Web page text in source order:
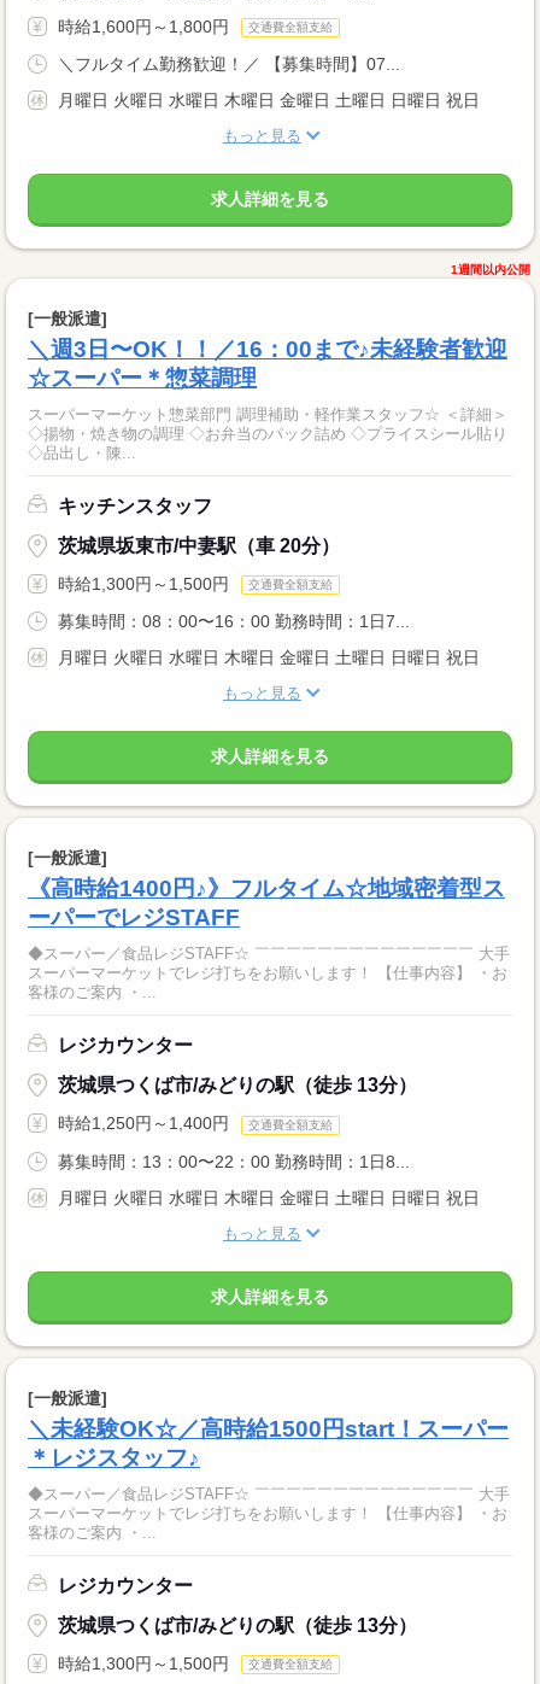
時給1,600円～1,800円 交通費全額支給
＼フルタイム勤務歓迎！／ 【募集時間】07...
月曜日 火曜日 水曜日 木曜日 金曜日 土曜日 日曜日 祝日
もっと見る
求人詳細を見る
1週間以内公開
[一般派遣]
＼週3日〜OK！！／16：00まで♪未経験者歓迎
☆スーパー＊惣菜調理
スーパーマーケット惣菜部門 調理補助・軽作業スタッフ☆ ＜詳細＞
◇揚物・焼き物の調理 ◇お弁当のパック詰め ◇プライスシール貼り
◇品出し・陳...
キッチンスタッフ
茨城県坂東市/中妻駅（車 20分）
時給1,300円～1,500円 交通費全額支給
募集時間：08：00〜16：00 勤務時間：1日7...
月曜日 火曜日 水曜日 木曜日 金曜日 土曜日 日曜日 祝日
もっと見る
求人詳細を見る
[一般派遣]
《高時給1400円♪》フルタイム☆地域密着型ス
ーパーでレジSTAFF
◆スーパー／食品レジSTAFF☆ ￣￣￣￣￣￣￣￣￣￣￣￣￣￣ 大手
スーパーマーケットでレジ打ちをお願いします！ 【仕事内容】 ・お
客様のご案内 ・...
レジカウンター
茨城県つくば市/みどりの駅（徒歩 13分）
時給1,250円～1,400円 交通費全額支給
募集時間：13：00〜22：00 勤務時間：1日8...
月曜日 火曜日 水曜日 木曜日 金曜日 土曜日 日曜日 祝日
もっと見る
求人詳細を見る
[一般派遣]
＼未経験OK☆／高時給1500円start！スーパー
＊レジスタッフ♪
◆スーパー／食品レジSTAFF☆ ￣￣￣￣￣￣￣￣￣￣￣￣￣￣ 大手
スーパーマーケットでレジ打ちをお願いします！ 【仕事内容】 ・お
客様のご案内 ・...
レジカウンター
茨城県つくば市/みどりの駅（徒歩 13分）
時給1,300円～1,500円 交通費全額支給